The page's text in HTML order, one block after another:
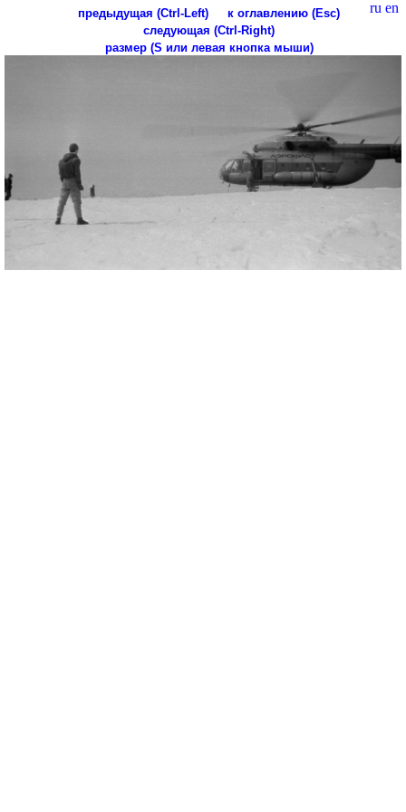
ru en
предыдущая (Ctrl-Left)
к оглавлению (Esc)
следующая (Ctrl-Right)
размер (S или левая кнопка мыши)